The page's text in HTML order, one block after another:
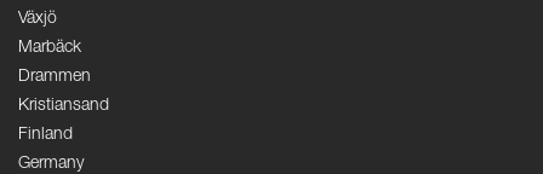
Växjö
Marbäck
Drammen
Kristiansand
Finland
Germany